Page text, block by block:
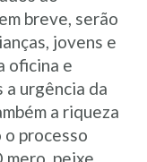
breve, serão
jovens e
oficina e
urgência da
a riqueza
processo
peixe